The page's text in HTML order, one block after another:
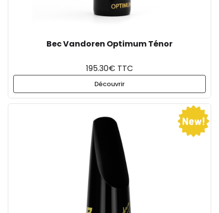
Bec Vandoren Optimum Ténor
195.30€ TTC
Découvrir